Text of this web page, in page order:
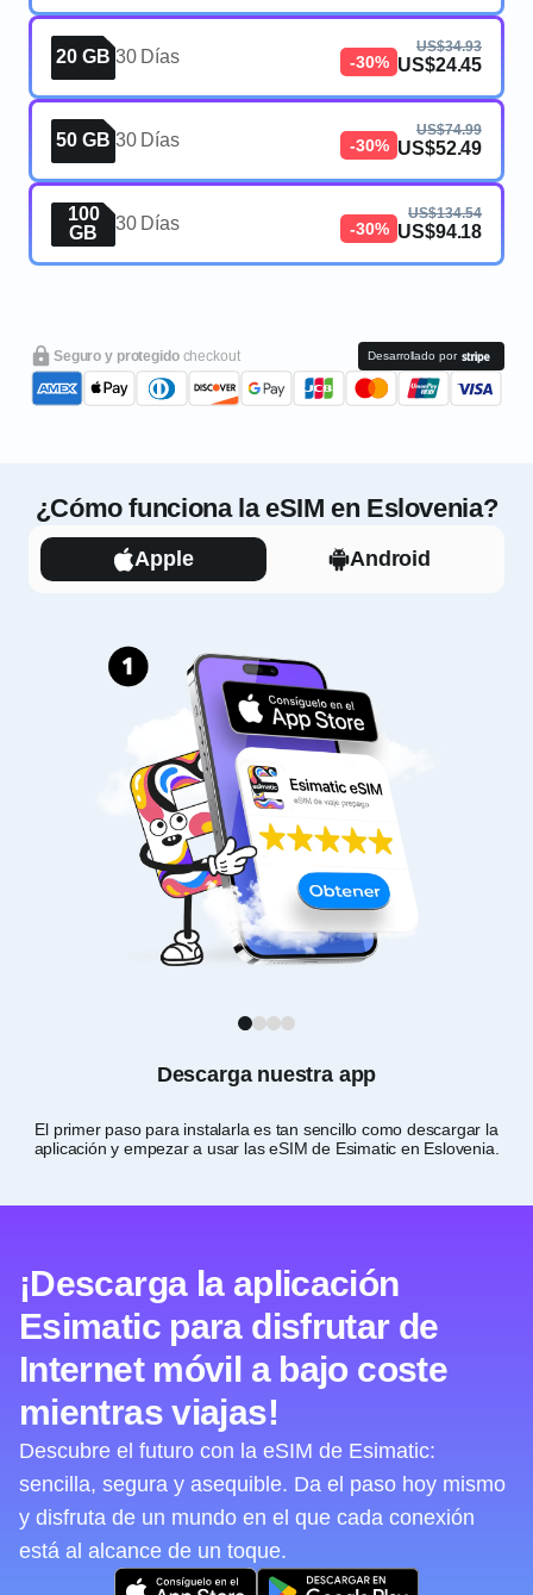
20 GB 30 Días -30%
US$34.93
US$24.45
50 GB 30 Días -30%
US$74.99
US$52.49
100
GB
30 Días -30%
US$134.54
US$94.18
Seguro y protegido checkout Desarrollado por
¿Cómo funciona la eSIM en Eslovenia?
Apple Android
Descarga nuestra app
El primer paso para instalarla es tan sencillo como descargar la
aplicación y empezar a usar las eSIM de Esimatic en Eslovenia.
1
¡Descarga la aplicación
Esimatic para disfrutar de
Internet móvil a bajo coste
mientras viajas!
Descubre el futuro con la eSIM de Esimatic:
sencilla, segura y asequible. Da el paso hoy mismo
y disfruta de un mundo en el que cada conexión
está al alcance de un toque.